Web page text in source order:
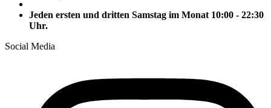
Jeden ersten und dritten Samstag im Monat 10:00 - 22:30
Uhr.
Social Media